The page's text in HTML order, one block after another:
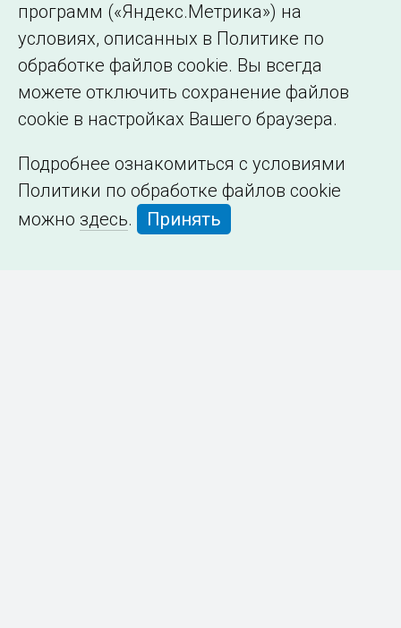
программ («Яндекс.Метрика») на
условиях, описанных в Политике по
обработке файлов cookie. Вы всегда
можете отключить сохранение файлов
cookie в настройках Вашего браузера.
Подробнее ознакомиться с условиями
Политики по обработке файлов cookie
можно здесь. Принять